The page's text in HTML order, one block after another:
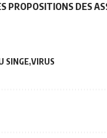
PROPOSITIONS DES
SINGE VIRUS